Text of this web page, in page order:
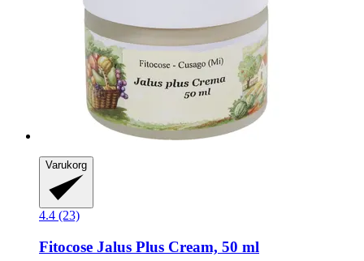
Varukorg
4.4 (23)
Fitocose Jalus Plus Cream, 50 ml